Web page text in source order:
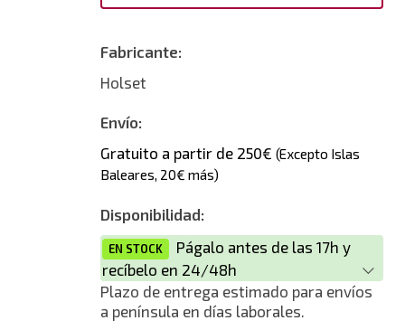
Fabricante:
Holset
Envío:
Gratuito a partir de 250€ (Excepto Islas
Baleares, 20€ más)
Disponibilidad:
EN STOCK
Págalo antes de las 17h y
recíbelo en 24/48h
Plazo de entrega estimado para envíos
a península en días laborales.